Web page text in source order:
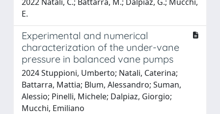
E.
Experimental and numerical
characterization of the under-vane
pressure in balanced vane pumps
2024 Stuppioni, Umberto; Natali, Caterina;
Battarra, Mattia; Blum, Alessandro; Suman,
Alessio; Pinelli, Michele; Dalpiaz, Giorgio;
Mucchi, Emiliano